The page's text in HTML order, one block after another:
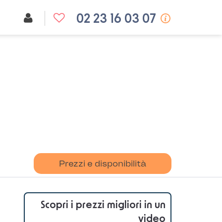
02 23 16 03 07
Prezzi e disponibilità
Scopri i prezzi migliori in un
video